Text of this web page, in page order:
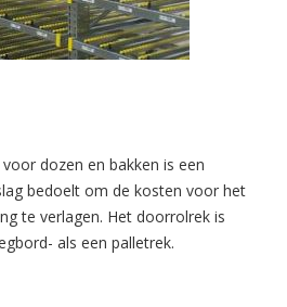
dozen en bakken is een
bedoelt om de kosten voor het
te verlagen. Het doorrolrek is
als een palletrek.